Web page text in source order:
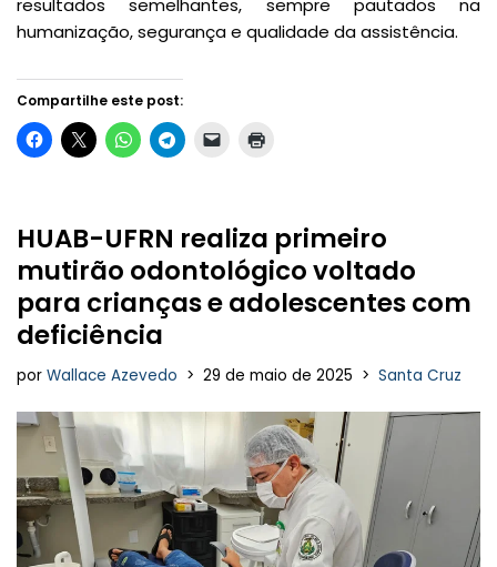
resultados semelhantes, sempre pautados na
humanização, segurança e qualidade da assistência.
Compartilhe este post:
HUAB-UFRN realiza primeiro
mutirão odontológico voltado
para crianças e adolescentes com
deficiência
por Wallace Azevedo 29 de maio de 2025 Santa Cruz